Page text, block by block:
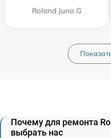
Roland Juno G
Почему для ремонта
выбрать нас